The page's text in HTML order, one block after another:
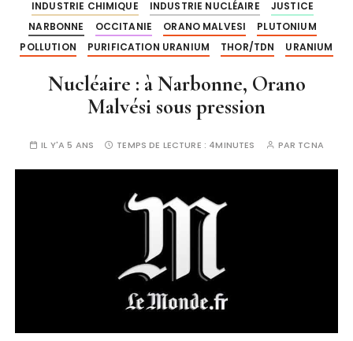
INDUSTRIE CHIMIQUE
INDUSTRIE NUCLÉAIRE
JUSTICE
NARBONNE
OCCITANIE ORANO MALVESI
PLUTONIUM
POLLUTION
PURIFICATION URANIUM THOR/TDN URANIUM
Nucléaire : à Narbonne, Orano
Malvési sous pression
IL Y'A 5 ANS TEMPS DE LECTURE : 4MINUTES PAR TCNA